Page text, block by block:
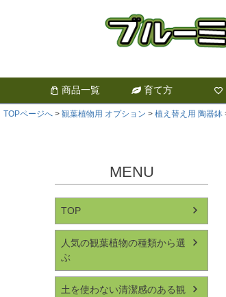
商品一覧 育て方
TOPページへ 観葉植物用 オプション 植え替え用 陶器鉢
MENU
TOP
人気の観葉植物の種類から選
ぶ
土を使わない清潔感のある観